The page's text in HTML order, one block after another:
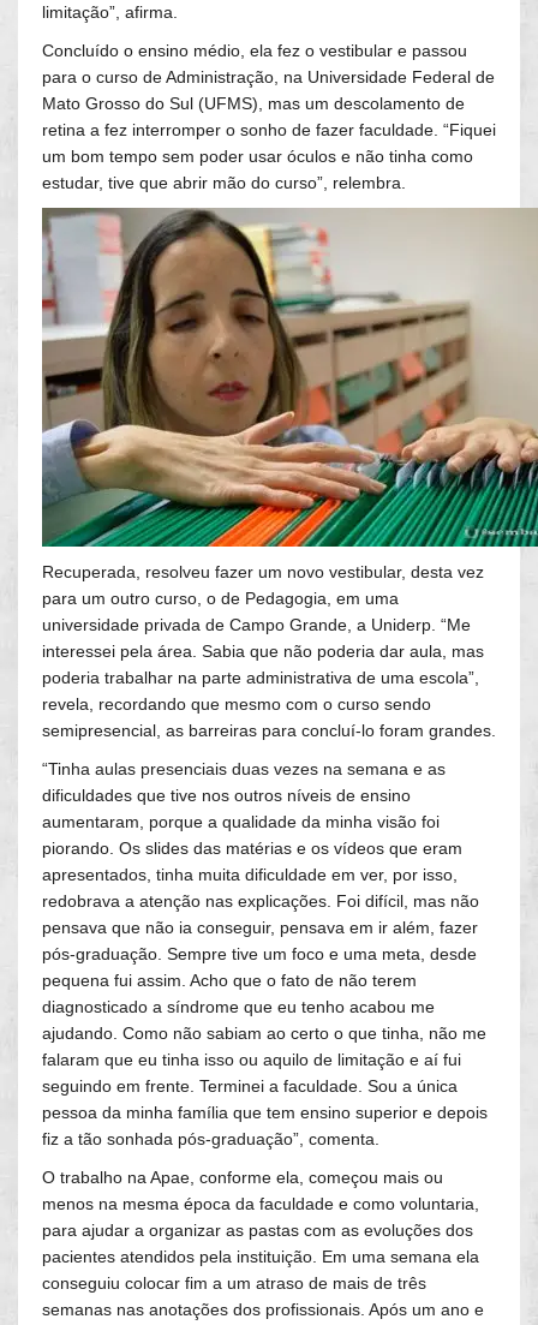
limitação”, afirma.
Concluído o ensino médio, ela fez o vestibular e passou
para o curso de Administração, na Universidade Federal de
Mato Grosso do Sul (UFMS), mas um descolamento de
retina a fez interromper o sonho de fazer faculdade. “Fiquei
um bom tempo sem poder usar óculos e não tinha como
estudar, tive que abrir mão do curso”, relembra.
Recuperada, resolveu fazer um novo vestibular, desta vez
para um outro curso, o de Pedagogia, em uma
universidade privada de Campo Grande, a Uniderp. “Me
interessei pela área. Sabia que não poderia dar aula, mas
poderia trabalhar na parte administrativa de uma escola”,
revela, recordando que mesmo com o curso sendo
semipresencial, as barreiras para concluí-lo foram grandes.
“Tinha aulas presenciais duas vezes na semana e as
dificuldades que tive nos outros níveis de ensino
aumentaram, porque a qualidade da minha visão foi
piorando. Os slides das matérias e os vídeos que eram
apresentados, tinha muita dificuldade em ver, por isso,
redobrava a atenção nas explicações. Foi difícil, mas não
pensava que não ia conseguir, pensava em ir além, fazer
pós-graduação. Sempre tive um foco e uma meta, desde
pequena fui assim. Acho que o fato de não terem
diagnosticado a síndrome que eu tenho acabou me
ajudando. Como não sabiam ao certo o que tinha, não me
falaram que eu tinha isso ou aquilo de limitação e aí fui
seguindo em frente. Terminei a faculdade. Sou a única
pessoa da minha família que tem ensino superior e depois
fiz a tão sonhada pós-graduação”, comenta.
O trabalho na Apae, conforme ela, começou mais ou
menos na mesma época da faculdade e como voluntaria,
para ajudar a organizar as pastas com as evoluções dos
pacientes atendidos pela instituição. Em uma semana ela
conseguiu colocar fim a um atraso de mais de três
semanas nas anotações dos profissionais. Após um ano e